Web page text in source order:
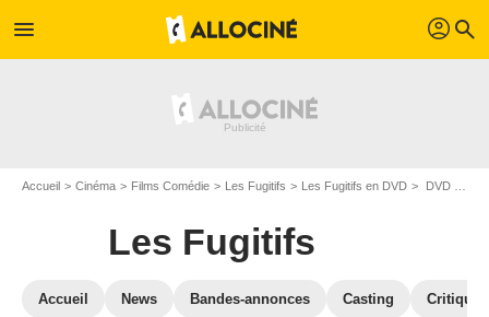
menu profil search
Accueil Cinéma Films Comédie Les Fugitifs Les Fugitifs en DVD DVD Les Fugitifs
Les Fugitifs
Accueil News Bandes-annonces Casting